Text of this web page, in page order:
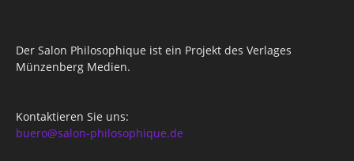
Der Salon Philosophique ist ein Projekt des Verlages
Münzenberg Medien.
Kontaktieren Sie uns:
buero@salon-philosophique.de